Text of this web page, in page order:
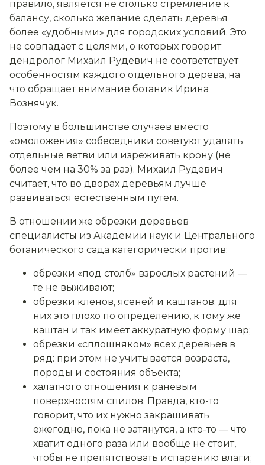
правило, является не столько стремление к
балансу, сколько желание сделать деревья
более «удобными» для городских условий. Это
не совпадает с целями, о которых говорит
дендролог Михаил Рудевич не соответствует
особенностям каждого отдельного дерева, на
что обращает внимание ботаник Ирина
Вознячук.
Поэтому в большинстве случаев вместо
«омоложения» собеседники советуют удалять
отдельные ветви или изреживать крону (не
более чем на 30% за раз). Михаил Рудевич
считает, что во дворах деревьям лучше
развиваться естественным путём.
В отношении же обрезки деревьев
специалисты из Академии наук и Центрального
ботанического сада категорически против:
обрезки «под столб» взрослых растений —
те не выживают;
обрезки клёнов, ясеней и каштанов: для
них это плохо по определению, к тому же
каштан и так имеет аккуратную форму шар;
обрезки «сплошняком» всех деревьев в
ряд: при этом не учитывается возраста,
породы и состояния объекта;
халатного отношения к раневым
поверхностям спилов. Правда, кто-то
говорит, что их нужно закрашивать
ежегодно, пока не затянутся, а кто-то — что
хватит одного раза или вообще не стоит,
чтобы не препятствовать испарению влаги;